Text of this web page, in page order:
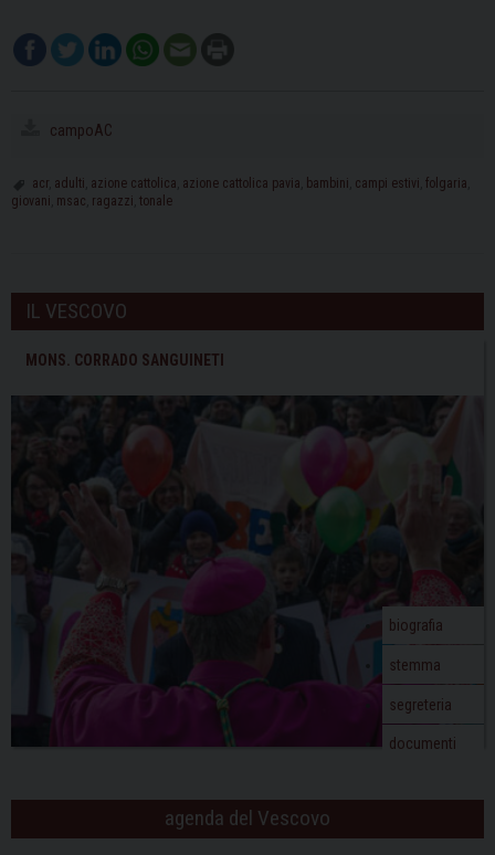
campoAC
acr adulti azione cattolica azione cattolica pavia bambini campi estivi folgaria
giovani msac ragazzi tonale
IL VESCOVO
MONS. CORRADO SANGUINETI
biografia
stemma
segreteria
documenti
agenda del Vescovo